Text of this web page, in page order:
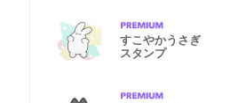
すこやかうさぎ
スタンプ